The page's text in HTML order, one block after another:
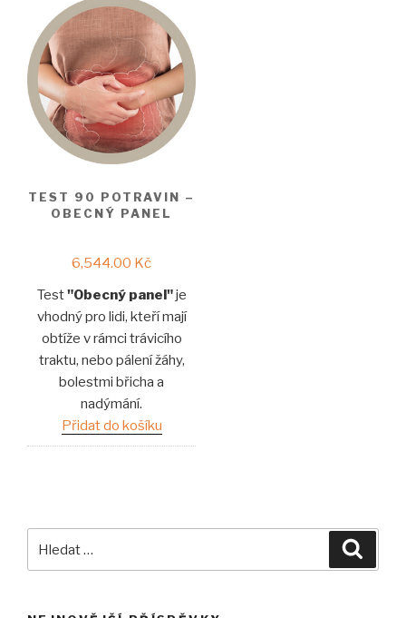
TEST 90 POTRAVIN –
OBECNÝ PANEL
6,544.00 Kč
Test"Obecný panel"je
vhodný pro lidi, kteří mají
obtíže v rámci trávicího
traktu, nebo pálení žáhy,
bolestmi břicha a
nadýmání.
Přidat do košíku